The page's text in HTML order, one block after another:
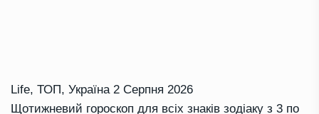
Life, ТОП, Україна 2 Серпня 2026
Щотижневий гороскоп для всіх знаків зодіаку з 3 по